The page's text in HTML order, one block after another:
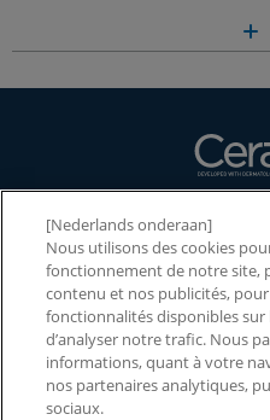
NOS PRODUITS
NOS INGRÉDIENTS
NOTRE MARQUE
2026 CERAWARDS
[Nederlands onderaan]
Nous utilisons des cookies
fonctionnement de notre site,
contenu et nos publicités,
fonctionnalités disponibles sur
d’analyser notre trafic. Nous
informations, quant à votre
nos partenaires analytiques,
sociaux.